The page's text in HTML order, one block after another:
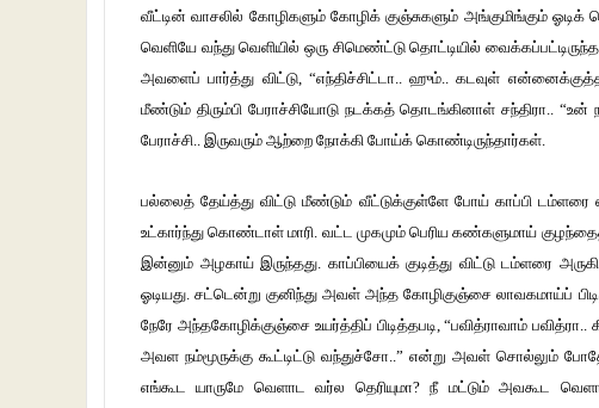
வீட்டின் வாசலில் கோழிகளும் கோழிக் குஞ்சுகளும் அங்குமிங்கும்
வெளியே வந்து வெளியில் ஒரு சிமெண்ட்டு தொட்டியில்
அவளைப் பார்த்து விட்டு, “எந்திச்சிட்டா.. ஹும்.. கடவுள்
மீண்டும் திரும்பி பேராச்சியோடு நடக்கத் தொடங்கினாள் சந்திரா..
பேராச்சி.. இருவரும் ஆற்றை நோக்கி போய்க் கொண்டிருந்தார்கள்.
பல்லைத் தேய்த்து விட்டு மீண்டும் வீட்டுக்குள்ளே போய் காப்பி
உட்கார்ந்து கொண்டாள் மாரி. வட்ட முகமும் பெரிய கண்களுமாய்
இன்னும் அழகாய் இருந்தது. காப்பியைக் குடித்து விட்டு டம்ளரை
ஓடியது. சட்டென்று குனிந்து அவள் அந்த கோழிகுஞ்சை லாவகமாய்ப்
நேரே அந்தகோழிக்குஞ்சை உயர்த்திப் பிடித்தபடி, “பவித்ராவாம்
அவள நம்மூருக்கு கூட்டிட்டு வந்துச்சோ..” என்று அவள்
எங்கூட யாருமே வெளாட வர்ல தெரியுமா? நீ மட்டும் அவகூட